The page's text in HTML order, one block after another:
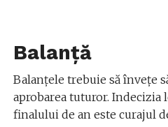
Balanță
Balanțele trebuie să învețe
aprobarea tuturor. Indecizia
finalului de an este curajul